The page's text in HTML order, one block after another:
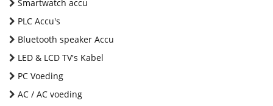
Smartwatch accu
PLC Accu's
Bluetooth speaker Accu
LED & LCD TV's Kabel
PC Voeding
AC / AC voeding